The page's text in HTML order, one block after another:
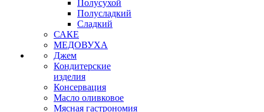
Полусухой
Полусладкий
Сладкий
САКЕ
МЕДОВУХА
Джем
Кондитерские
изделия
Консервация
Масло оливковое
Мясная гастрономия